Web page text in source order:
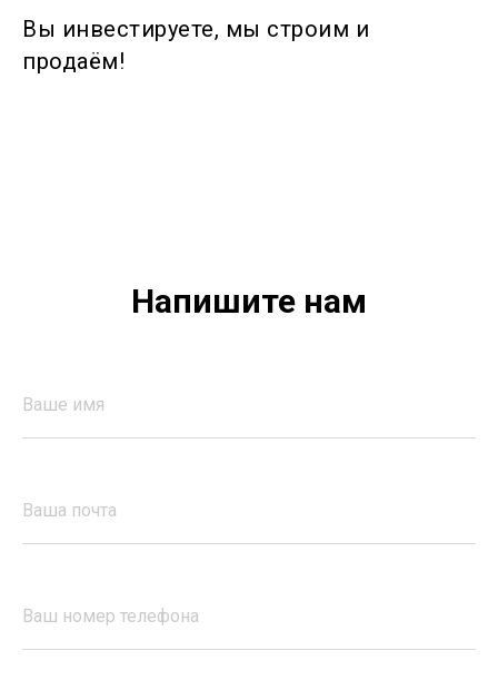
Вы инвестируете, мы строим и
продаём!
Напишите нам